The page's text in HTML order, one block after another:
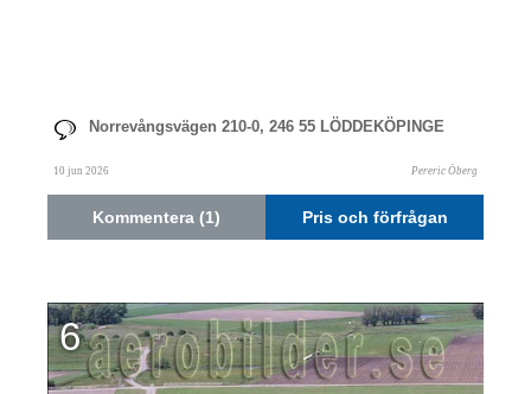
Norrevångsvägen 210-0, 246 55 LÖDDEKÖPINGE
10 jun 2026 Pereric Öberg
Kommentera (1) Pris och förfrågan
6